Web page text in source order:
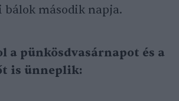
bálok második napja.
a pünkösdvasárnapot és a
is ünneplik: